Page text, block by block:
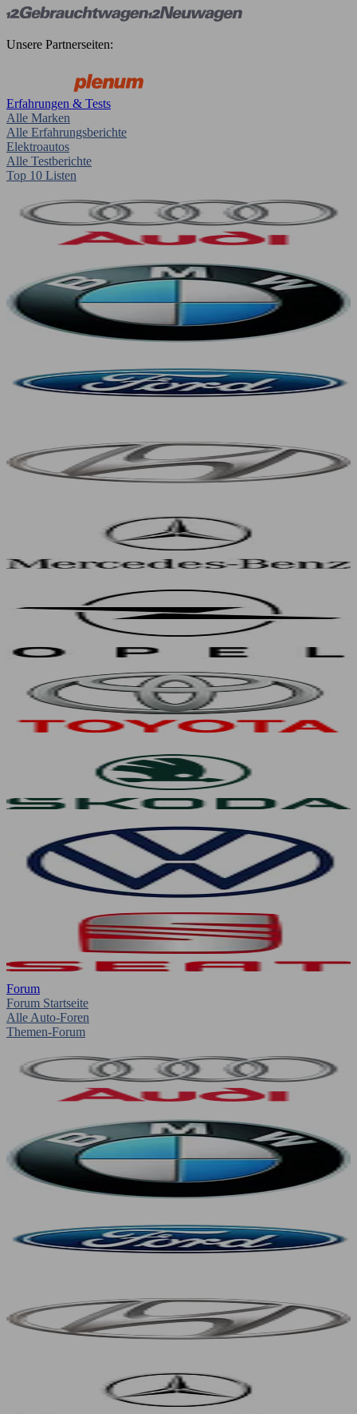
Unsere Partnerseiten:
Erfahrungen & Tests
Alle Marken
Alle Erfahrungsberichte
Elektroautos
Alle Testberichte
Top 10 Listen
Forum
Forum Startseite
Alle Auto-Foren
Themen-Forum